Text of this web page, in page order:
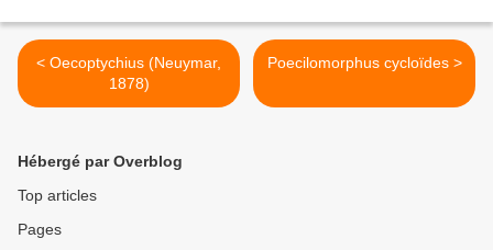
< Oecoptychius (Neuymar,
1878)
Poecilomorphus cycloïdes >
Hébergé par Overblog
Top articles
Pages